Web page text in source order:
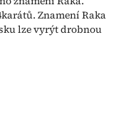
Znamení Raka
lze vyrýt drobnou